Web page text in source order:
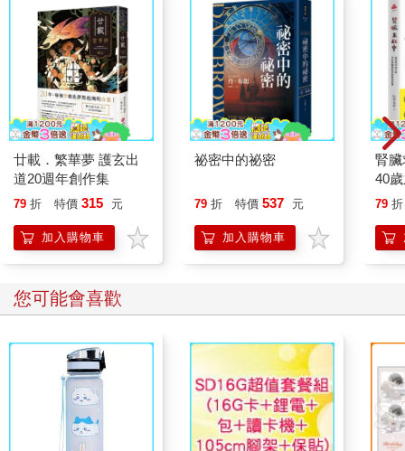
廿載．繁華夢 護玄出
道20週年創作集
79 折 特價 315 元
加入購物車
祕密中的祕密
79 折 特價 537 元
加入購物車
腎
40
就
79 折
您可能會喜歡